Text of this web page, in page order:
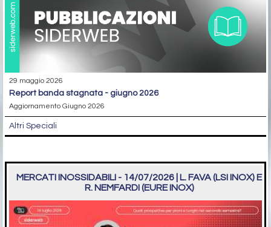
29 maggio 2026
report banda stagnata - giugno 2026
Aggiornamento Giugno 2026
Altri Speciali
MERCATI INOSSIDABILI - 14/07/2026 | L. FAVA (LSI INOX) E
R. NEMFARDI (EURE INOX)